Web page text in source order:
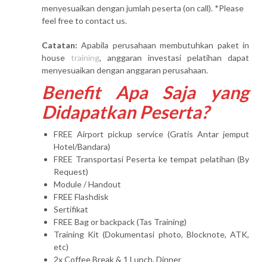
menyesuaikan dengan jumlah peserta (on call). *Please
feel free to contact us.
Catatan: Apabila perusahaan membutuhkan paket in
house training, anggaran investasi pelatihan dapat
menyesuaikan dengan anggaran perusahaan.
Benefit Apa Saja yang
Didapatkan Peserta?
FREE Airport pickup service (Gratis Antar jemput
Hotel/Bandara)
FREE Transportasi Peserta ke tempat pelatihan (By
Request)
Module / Handout
FREE Flashdisk
Sertifikat
FREE Bag or backpack (Tas Training)
Training Kit (Dokumentasi photo, Blocknote, ATK,
etc)
2x Coffee Break & 1 Lunch, Dinner